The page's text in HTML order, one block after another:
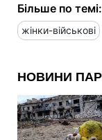
Більше по темі:
жінки-військові